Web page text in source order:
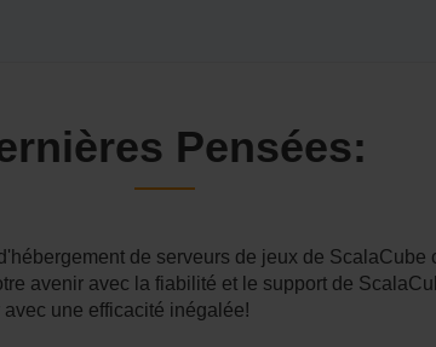
Pensées:
de serveurs de jeux de
avenir avec la fiabilité et le support de
une efficacité inégalée!